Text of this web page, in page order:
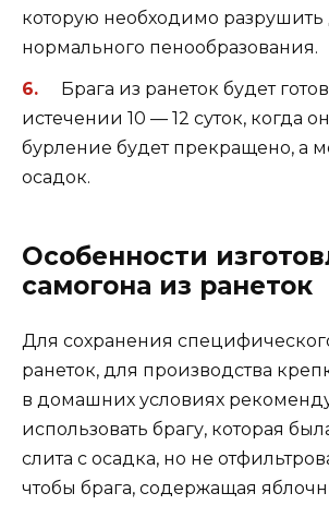
которую необходимо разрушить
нормального пенообразования.
Брага из ранеток будет
истечении 10 — 12 суток, когда
бурление будет прекращено, а
осадок.
Особенности
самогона из ранеток
Для сохранения
ранеток, для производства
в домашних условиях
использовать брагу, которая
слита с осадка, но не
чтобы брага, содержащая